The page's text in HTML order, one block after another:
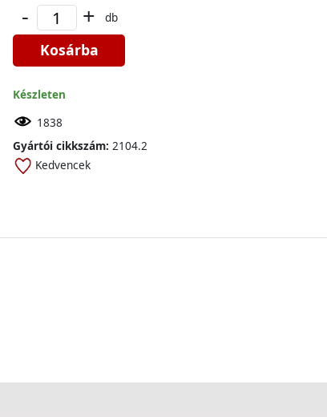
- + db
Kosárba
Készleten
1838
Gyártói cikkszám: 2104.2
Kedvencek